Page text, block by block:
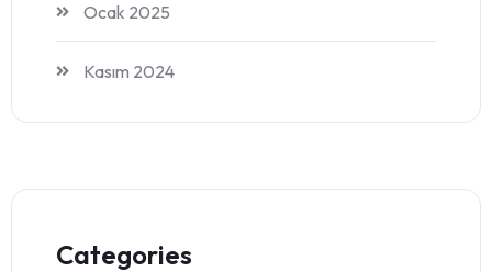
Ocak 2025
Kasım 2024
Categories